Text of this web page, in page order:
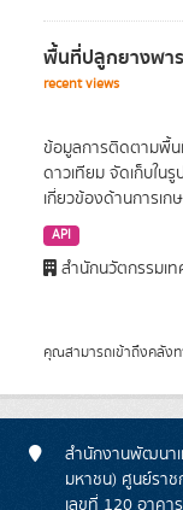
พื้นที่ปลูกยางพาร
recent views
ข้อมูลการติดตามพื้น
ดาวเทียม จัดเก็บใน
เกี่ยวข้องด้านการเก
API
สำนักนวัตกรรมเท
คุณสามารถเข้าถึงคลัง
สำนักงานพัฒนาเ
มหาชน) ศูนย์รา